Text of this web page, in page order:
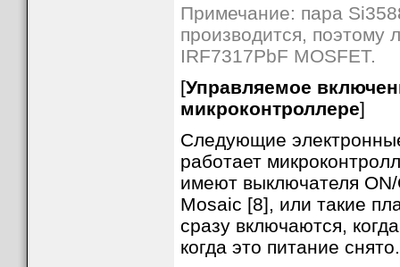
Примечание: пара
производится, поэтому
IRF7317PbF MOSFET.
[Управляемое
микроконтроллере]
Следующие
работает
имеют выключателя
Mosaic [8], или такие
сразу включаются,
когда это питание снято.